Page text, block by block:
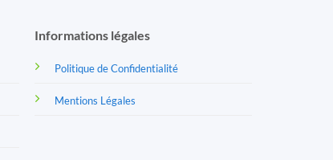
Informations légales
Politique de Confidentialité
Mentions Légales